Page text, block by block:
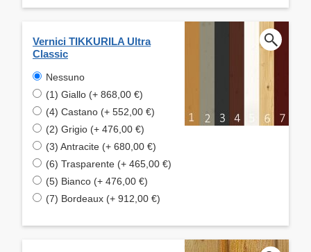
Vernici TIKKURILA Ultra
Classic
Nessuno
(1) Giallo (+ 868,00 €)
(4) Castano (+ 552,00 €)
(2) Grigio (+ 476,00 €)
(3) Antracite (+ 680,00 €)
(6) Trasparente (+ 465,00 €)
(5) Bianco (+ 476,00 €)
(7) Bordeaux (+ 912,00 €)